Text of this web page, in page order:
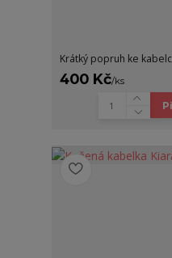
Krátký popruh ke
400 Kč/ks